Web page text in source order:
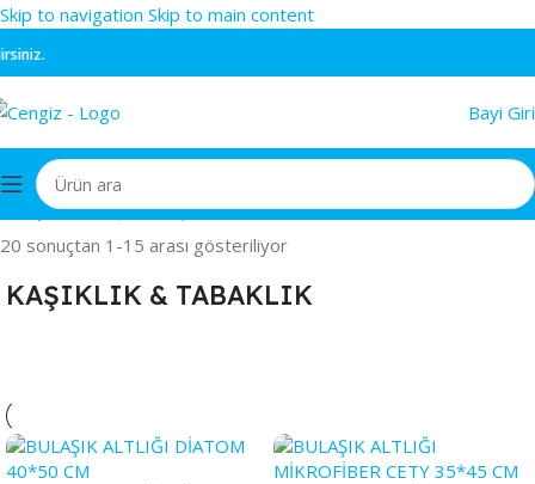
Skip to navigation Skip to main content
Bayi
Ana Sayfa/MUTFAK EŞYALARI/KAŞIKLIK & TABAKLIK
20 sonuçtan 1-15 arası gösteriliyor
KAŞIKLIK & TABAKLIK